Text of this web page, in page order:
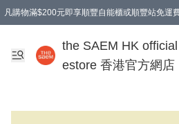
凡購物滿$200元即享順豐自能櫃或順豐站免運
the SAEM HK official
estore 香港官方網店